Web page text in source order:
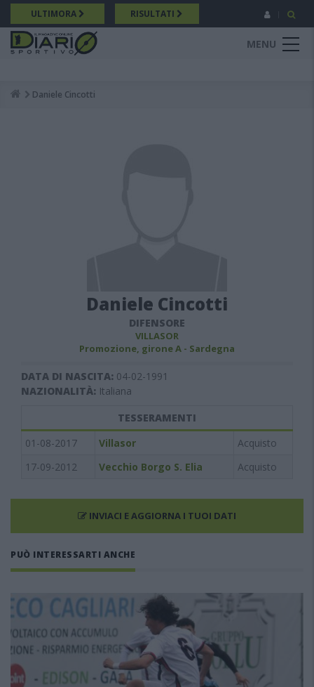
Salta
al
contenuto
principale
ULTIMORA RISULTATI
MENU
Breadcrumb
Daniele Cincotti
Daniele Cincotti
DIFENSORE
VILLASOR
Promozione, girone A - Sardegna
DATA DI NASCITA: 04-02-1991
NAZIONALITÀ: Italiana
TESSERAMENTI
01-08-2017
Villasor
Acquisto
17-09-2012
Vecchio Borgo S. Elia Acquisto
INVIACI E AGGIORNA I TUOI DATI
PUÒ INTERESSARTI ANCHE